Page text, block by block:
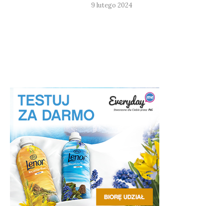
9 lutego 2024